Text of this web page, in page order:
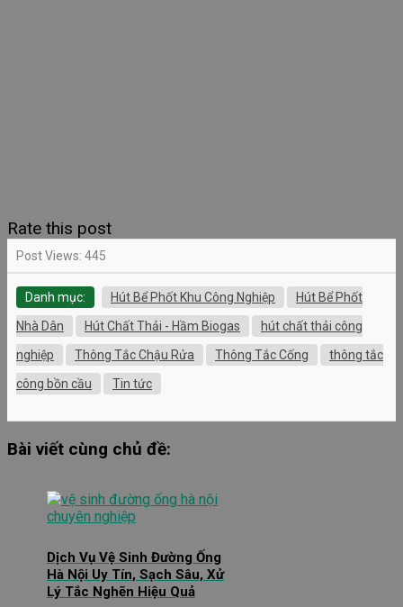
Rate this post
Post Views: 445
Danh mục: Hút Bể Phốt Khu Công Nghiệp
Hút Bể Phốt
Nhà Dân
Hút Chất Thải - Hầm Biogas
hút chất thải công
nghiệp
Thông Tắc Chậu Rửa Thông Tắc Cống
thông tắc
công bồn cầu
Tin tức
Bài viết cùng chủ đề:
Dịch Vụ Vệ Sinh Đường Ống
Hà Nội Uy Tín, Sạch Sâu, Xử
Lý Tắc Nghẽn Hiệu Quả